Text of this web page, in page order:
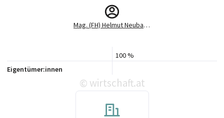
Mag. (FH) Helmut Neubauer
100 %
Eigentümer:innen
© wirtschaft.at